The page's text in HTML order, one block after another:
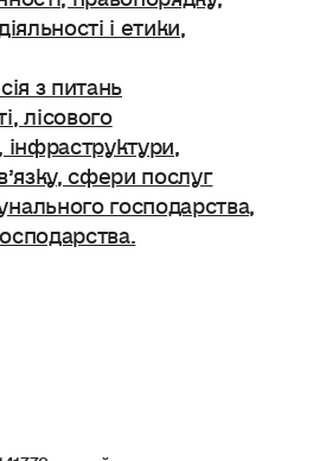
і етики,
з питань
лісового
сфери послуг
господарства,